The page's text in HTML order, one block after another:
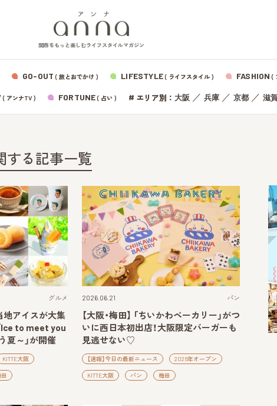
関西をもっと楽しむライフスタイルマガジン
GO-OUT ( 旅とおでかけ ) LIFESTYLE( ライフスタイル ) FASHION (
( アンナTV ) FORTUNE( 占い ) # エリア別： 大阪 ／ 兵庫／ 京都／ 滋
する記事一覧
グルメ
地アイスが大集
Ice to meet you
夏～」が開催
KITTE大阪
2026.06.21 パン
【大阪・梅田】 「ちいかわベーカリー」がつ
いに西日本初出店！大阪限定バーガーも
見逃せない♡
【速報】今日の最新ニュース 2026年オープン
KITTE大阪 パン 梅田